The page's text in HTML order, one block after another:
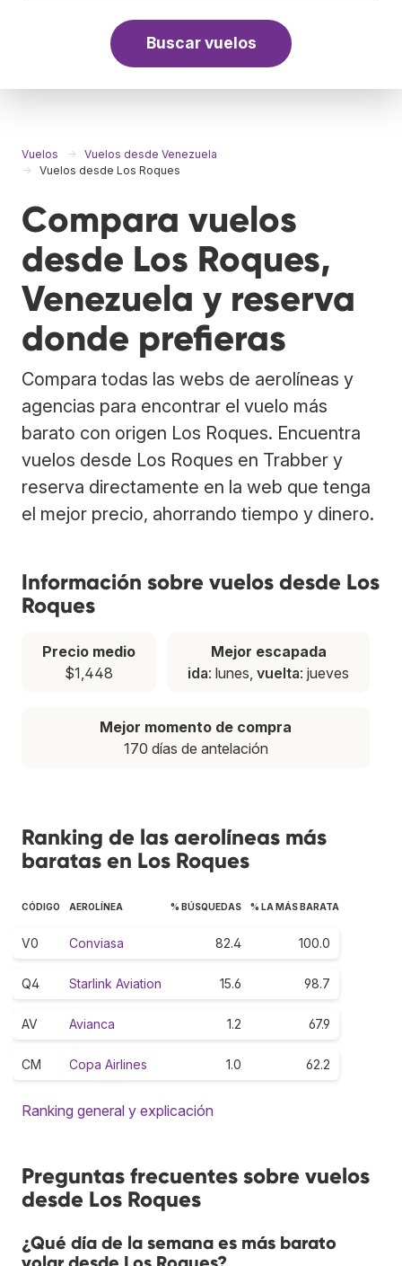
Buscar vuelos
Vuelos
Vuelos desde Venezuela
Vuelos desde Los Roques
Compara vuelos
desde Los Roques,
Venezuela y reserva
donde prefieras
Compara todas las webs de aerolíneas y
agencias para encontrar el vuelo más
barato con origen Los Roques. Encuentra
vuelos desde Los Roques en Trabber y
reserva directamente en la web que tenga
el mejor precio, ahorrando tiempo y dinero.
Información sobre vuelos desde Los
Roques
Precio medio
$1,448
Mejor escapada
ida: lunes, vuelta: jueves
Mejor momento de compra
170 días de antelación
Ranking de las aerolíneas más
baratas en Los Roques
CÓDIGO AEROLÍNEA % BÚSQUEDAS % LA MÁS BARATA
V0 Conviasa 82.4 100.0
Q4 Starlink Aviation 15.6 98.7
AV Avianca 1.2 67.9
CM Copa Airlines 1.0 62.2
Ranking general y explicación
Preguntas frecuentes sobre vuelos
desde Los Roques
¿Qué día de la semana es más barato